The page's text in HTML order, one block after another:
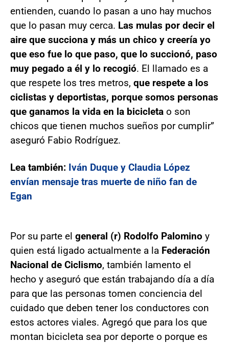
entienden, cuando lo pasan a uno hay muchos
que lo pasan muy cerca. Las mulas por decir el
aire que succiona y más un chico y creería yo
que eso fue lo que paso, que lo succionó, paso
muy pegado a él y lo recogió. El llamado es a
que respete los tres metros, que respete a los
ciclistas y deportistas, porque somos personas
que ganamos la vida en la bicicleta o son
chicos que tienen muchos sueños por cumplir”
aseguró Fabio Rodríguez.
Lea también: Iván Duque y Claudia López
envían mensaje tras muerte de niño fan de
Egan
Por su parte el general (r) Rodolfo Palomino y
quien está ligado actualmente a la Federación
Nacional de Ciclismo, también lamento el
hecho y aseguró que están trabajando día a día
para que las personas tomen conciencia del
cuidado que deben tener los conductores con
estos actores viales. Agregó que para los que
montan bicicleta sea por deporte o porque es